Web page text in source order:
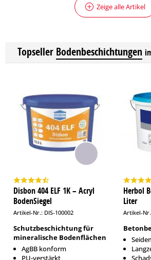
Zeige alle Artikel
Topseller Bodenbeschichtungen
Disbon 404 ELF 1K – Acryl
BodenSiegel
Artikel-Nr.: DIS-100002
Schutzbeschichtung für
mineralische Bodenflächen
AgBB konform
PU-verstärkt
Herbol
Liter
Artikel-